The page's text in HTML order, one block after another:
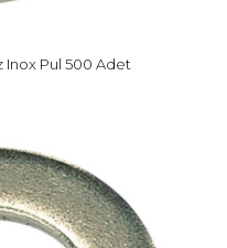
Inox Pul 500 Adet